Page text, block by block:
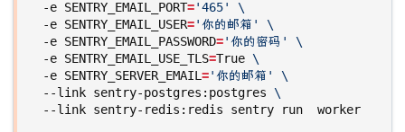
-e SENTRY_EMAIL_PORT='465'
-e SENTRY_EMAIL_USER='你的邮箱'
-e SENTRY_EMAIL_PASSWORD='你的密码'
-e SENTRY_EMAIL_USE_TLS=True
-e SENTRY_SERVER_EMAIL ='你的邮箱'
--link sentry-postgres:postgres
--link sentry-redis:redis sentry run  worker